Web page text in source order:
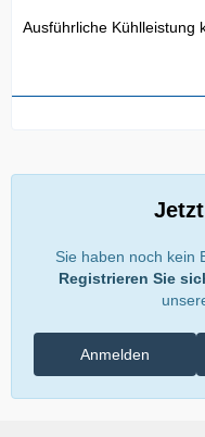
Ausführliche Kühlleistung
Sie haben noch kein
Registrieren Sie
Anmelden